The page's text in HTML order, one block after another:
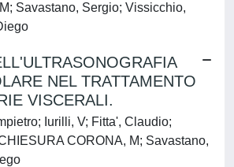
Savastano, Sergio; Vissicchio,
NEL TRATTAMENTO
VISCERALI.
Iurilli, V; Fitta', Claudio;
CORONA, M; Savastano,